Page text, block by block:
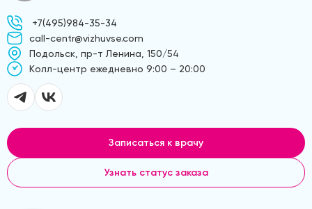
+7(495)984-35-34
call-centr@vizhuvse.com
Подольск, пр-т Ленина, 150/54
Kолл-центр ежедневно 9:00 – 20:00
Записаться к врачу
Узнать статус заказа